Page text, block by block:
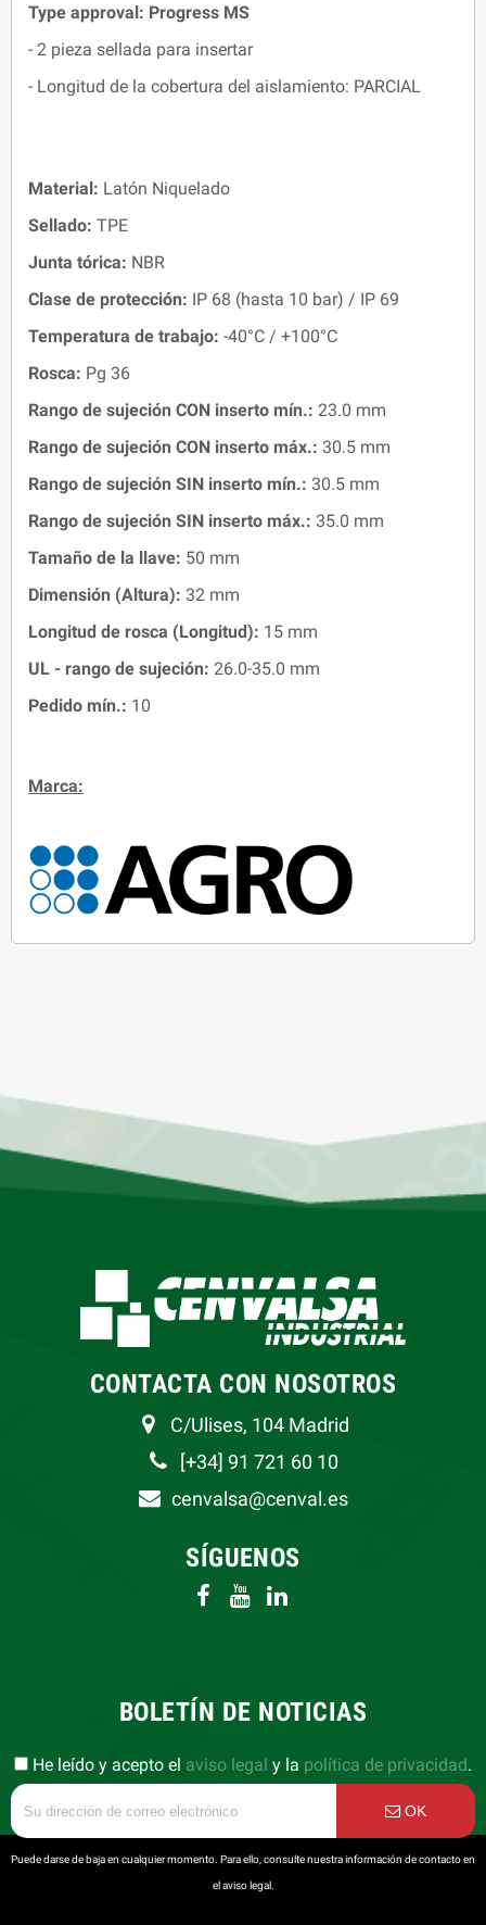
Type approval: Progress MS
- 2 pieza sellada para insertar
- Longitud de la cobertura del aislamiento: PARCIAL
Material: Latón Niquelado
Sellado: TPE
Junta tórica: NBR
Clase de protección: IP 68 (hasta 10 bar) / IP 69
Temperatura de trabajo: -40°C / +100°C
Rosca: Pg 36
Rango de sujeción CON inserto mín.: 23.0 mm
Rango de sujeción CON inserto máx.: 30.5 mm
Rango de sujeción SIN inserto mín.: 30.5 mm
Rango de sujeción SIN inserto máx.: 35.0 mm
Tamaño de la llave: 50 mm
Dimensión (Altura): 32 mm
Longitud de rosca (Longitud): 15 mm
UL - rango de sujeción: 26.0-35.0 mm
Pedido mín.: 10
Marca:
CONTACTA CON NOSOTROS
C/Ulises, 104 Madrid
[+34] 91 721 60 10
cenvalsa@cenval.es
SÍGUENOS
BOLETÍN DE NOTICIAS
He leído y acepto el aviso legal y la política de privacidad.
OK
Puede darse de baja en cualquier momento. Para ello, consulte nuestra información de contacto en
el aviso legal.